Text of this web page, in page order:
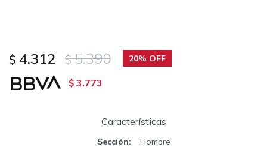
$ 4.312 $ 5.390 20
$ 3.773
Características
Sección Hombre